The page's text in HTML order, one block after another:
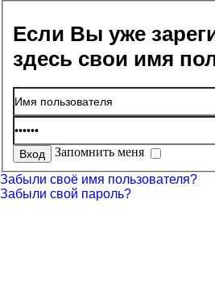
Если Вы уже
здесь свои имя
Запомнить меня
Забыли своё имя пользователя?
Забыли свой пароль?